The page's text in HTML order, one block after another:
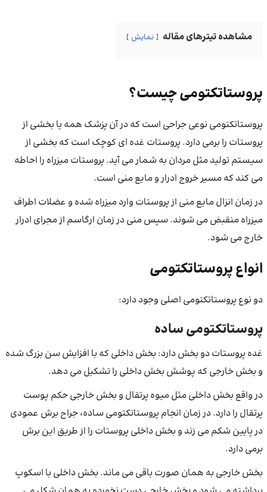
مشاهده تیترهای مقاله نمایش
پروستاتکتومی چیست؟
پروستاتکتومی نوعی جراحی است که در آن پزشک همه یا بخشی از
پروستات را برمی دارد. پروستات غده ای کوچک است که بخشی از
سیستم تولید مثل مردان به شمار می ‌آید. پروستات میزراه را احاطه
می کند که مسیر خروج ادرار و مایع منی است.
در زمان انزال مایع منی از پروستات وارد میزراه شده و عضلات اطراف
میزراه منقبض می شوند. سپس منی در زمان ارگاسم از مجرای ادرار
خارج می شود.
انواع پروستاتکتومی
دو نوع پروستاتکتومی اصلی وجود دارد:
پروستاتکتومی ساده
غده پروستات دو بخش دارد: بخش داخلی که با افزایش سن بزرگ شده
و بخش خارجی که پوشش بخش داخلی را تشکیل می دهد.
در واقع بخش داخلی مثل میوه پرتقال و بخش خارجی حکم پوست
پرتقال را دارد. در زمان انجام پروستاتکتومی ساده، جراح برش عمودی
در پایین شکم می زند و بخش داخلی پروستات را از طریق این برش
برمی دارد.
بخش خارجی به همان صورت باقی می ‌ماند. بخش داخلی با اسکوپ